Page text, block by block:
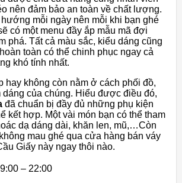
nên đảm bảo an toàn về chất lượng.
mỗi ngày nên mỗi khi bạn ghé
có một menu đầy ắp mẫu mã đợi
phá. Tất cả màu sắc, kiểu dáng cũng
toàn có thể chinh phục ngay cả
khó tính nhất.
hay không còn nằm ở cách phối đồ,
dáng của chúng. Hiểu được điều đó,
đã chuẩn bị đầy đủ những phụ kiện
kết hợp. Một vài món bạn có thể tham
dạ dáng dài, khăn len, mũ,…Còn
mau ghé qua cửa hàng bán váy
Giấy này ngay thôi nào.
– 22:00